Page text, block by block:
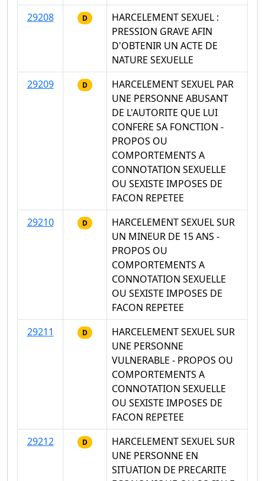
29208
D
HARCELEMENT SEXUEL :
PRESSION GRAVE AFIN
D'OBTENIR UN ACTE DE
NATURE SEXUELLE
29209
D
HARCELEMENT SEXUEL PAR
UNE PERSONNE ABUSANT
DE L'AUTORITE QUE LUI
CONFERE SA FONCTION -
PROPOS OU
COMPORTEMENTS A
CONNOTATION SEXUELLE
OU SEXISTE IMPOSES DE
FACON REPETEE
29210
D
HARCELEMENT SEXUEL SUR
UN MINEUR DE 15 ANS -
PROPOS OU
COMPORTEMENTS A
CONNOTATION SEXUELLE
OU SEXISTE IMPOSES DE
FACON REPETEE
29211
D
HARCELEMENT SEXUEL SUR
UNE PERSONNE
VULNERABLE - PROPOS OU
COMPORTEMENTS A
CONNOTATION SEXUELLE
OU SEXISTE IMPOSES DE
FACON REPETEE
29212
D
HARCELEMENT SEXUEL SUR
UNE PERSONNE EN
SITUATION DE PRECARITE